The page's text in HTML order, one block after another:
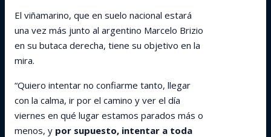
El viñamarino, que en suelo nacional estará
una vez más junto al argentino Marcelo Brizio
en su butaca derecha, tiene su objetivo en la
mira.
“Quiero intentar no confiarme tanto, llegar
con la calma, ir por el camino y ver el día
viernes en qué lugar estamos parados más o
menos, y por supuesto, intentar a toda